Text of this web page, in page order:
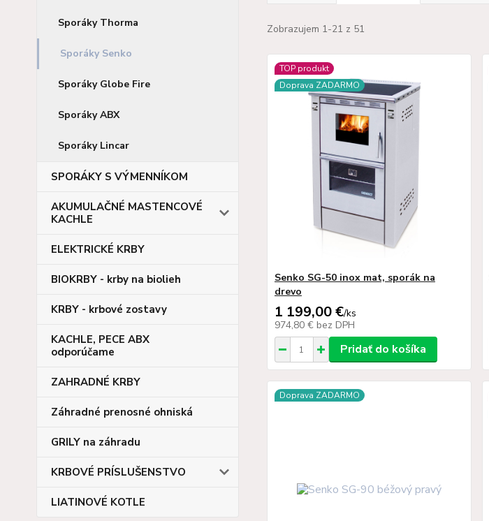
Sporáky Thorma
Sporáky Senko
Sporáky Globe Fire
Sporáky ABX
Sporáky Lincar
SPORÁKY S VÝMENNÍKOM
AKUMULAČNÉ MASTENCOVÉ
KACHLE
ELEKTRICKÉ KRBY
BIOKRBY - krby na biolieh
KRBY - krbové zostavy
KACHLE, PECE ABX
odporúčame
ZAHRADNÉ KRBY
Záhradné prenosné ohniská
GRILY na záhradu
KRBOVÉ PRÍSLUŠENSTVO
LIATINOVÉ KOTLE
Zobrazujem 1-21 z 51
TOP produkt
Doprava ZADARMO
Senko SG-50 inox mat, sporák na
drevo
1 199,00 €/ks
974,80 € bez DPH
Pridať do košíka
Doprava ZADARMO